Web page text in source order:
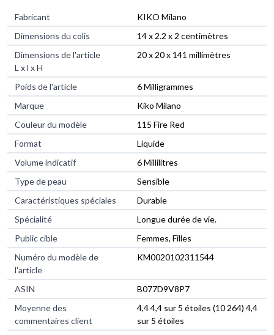
Fabricant
‎KIKO Milano
Dimensions du colis
‎14 x 2.2 x 2 centimètres
Dimensions de l'article
L x l x H
‎20 x 20 x 141 millimètres
Poids de l'article
‎6 Milligrammes
Marque
‎Kiko Milano
Couleur du modèle
‎115 Fire Red
Format
‎Liquide
Volume indicatif
‎6 Millilitres
Type de peau
‎Sensible
Caractéristiques spéciales
‎Durable
Spécialité
‎Longue durée de vie.
Public cible
‎Femmes, Filles
Numéro du modèle de
l'article
‎KM0020102311544
ASIN
‎B077D9V8P7
Moyenne des
commentaires client
4,4 4,4 sur 5 étoiles (10 264) 4,4
sur 5 étoiles